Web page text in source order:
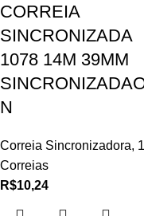
CORREIA
SINCRONIZADA
1078 14M 39MM
N
Correia Sincronizadora,
Correias
R$10,24